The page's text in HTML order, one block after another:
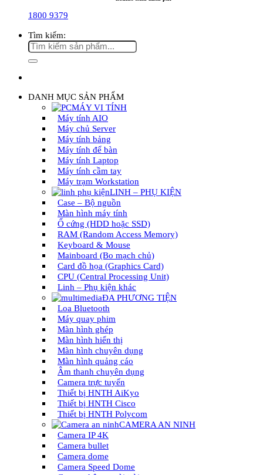
1800 9379
Tìm kiếm:
DANH MỤC SẢN PHẨM
MÁY VI TÍNH
Máy tính AIO
Máy chủ Server
Máy tính bảng
Máy tính để bàn
Máy tính Laptop
Máy tính cầm tay
Máy trạm Workstation
LINH – PHỤ KIỆN
Case – Bộ nguồn
Màn hình máy tính
Ổ cứng (HDD hoặc SSD)
RAM (Random Access Memory)
Keyboard & Mouse
Mainboard (Bo mạch chủ)
Card đồ họa (Graphics Card)
CPU (Central Processing Unit)
Linh – Phụ kiện khác
ĐA PHƯƠNG TIỆN
Loa Bluetooth
Máy quay phim
Màn hình ghép
Màn hình hiển thị
Màn hình chuyên dụng
Màn hình quảng cáo
Âm thanh chuyên dụng
Camera trực tuyến
Thiết bị HNTH AiKyo
Thiết bị HNTH Cisco
Thiết bị HNTH Polycom
CAMERA AN NINH
Camera IP 4K
Camera bullet
Camera dome
Camera Speed Dome